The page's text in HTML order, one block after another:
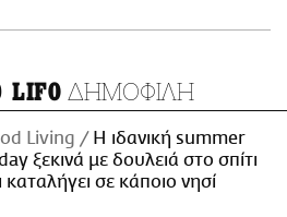
LIFO ΔΗΜΟΦΙΛΗ
Living
Η ιδανική summer
ξεκινά με δουλειά στο σπίτι
καταλήγει σε κάποιο νησί